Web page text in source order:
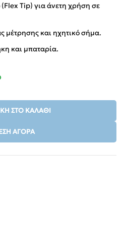
Tip) για άνετη χρήση σε
μέτρησης και ηχητικό σήμα.
και μπαταρία.
ΣΤΟ ΚΑΛΆΘΙ
ΑΓΟΡΆ